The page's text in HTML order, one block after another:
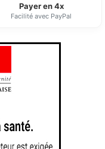
Payer en 4x
Facilité avec PayPal